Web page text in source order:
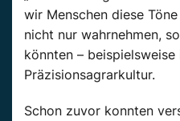
wir Menschen diese
nicht nur wahrnehmen,
könnten – beispielsweise
Präzisionsagrarkultur.
Schon zuvor konnten